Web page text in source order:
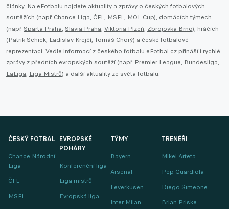
články. Na eFotbalu najdete aktuality a zprávy o českých fotbalových
soutěžích (např. Chance Liga, ČFL, MSFL, MOL Cup), domácích týmech
(např. Sparta Praha, Slavia Praha, Viktoria Plzeň, Zbrojovka Brno), hráčích
(Patrik Schick, Ladislav Krejčí, Tomáš Chorý) a české fotbalové
reprezentaci. Vedle informací z českého fotbalu eFotbal.cz přináší i rychlé
zprávy z předních evropských soutěží (např. Premier League, Bundesliga,
LaLiga, Liga Mistrů) a další aktuality ze světa fotbalu.
ČESKÝ FOTBAL
Chance Národní
Liga
ČFL
MSFL
EVROPSKÉ
POHÁRY
Konferenční liga
Liga mistrů
Evropská liga
TÝMY
Bayern
Arsenal
Leverkusen
Inter Milan
TRENÉŘI
Mikel Arteta
Pep Guardiola
Diego Simeone
Brian Priske